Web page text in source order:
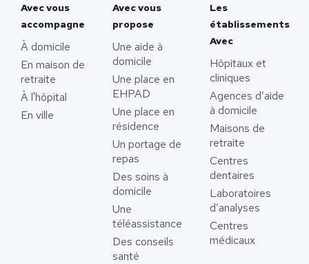
Avec vous
accompagne
À domicile
En maison de
retraite
À l'hôpital
En ville
Avec vous
propose
Une aide à
domicile
Une place en
EHPAD
Une place en
résidence
Un portage de
repas
Des soins à
domicile
Une
téléassistance
Des conseils
santé
Les
établissements
Avec
Hôpitaux et
cliniques
Agences d’aide
à domicile
Maisons de
retraite
Centres
dentaires
Laboratoires
d’analyses
Centres
médicaux